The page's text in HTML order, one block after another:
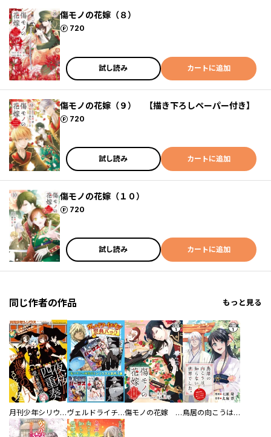
傷モノの花嫁（８）
720
ポイント
試し読み カートに追加
傷モノの花嫁（９） 【描き下ろしペーパー付き】
720
ポイント
試し読み カートに追加
傷モノの花嫁（１０）
720
ポイント
試し読み カートに追加
同じ作者の作品 もっと見る
月刊少年シリウス ヴェルドライチオシ聖典パック 『転スラ』ミニ画集付き シリウス人気作３選 傷モノの花嫁 分冊版 鳥居の向こうは、知らない世界でした。～邪魔者扱いされた少女は癒やしの国で薬師になる～ 分冊版